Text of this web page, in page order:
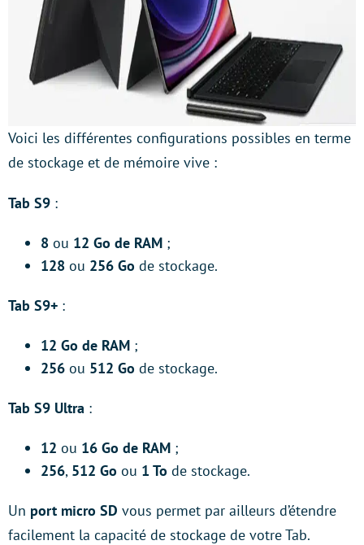
Voici les différentes configurations possibles en terme
de stockage et de mémoire vive :
Tab S9 :
8 ou 12 Go de RAM ;
128 ou 256 Go de stockage.
Tab S9+ :
12 Go de RAM ;
256 ou 512 Go de stockage.
Tab S9 Ultra :
12 ou 16 Go de RAM ;
256, 512 Go ou 1 To de stockage.
Un port micro SD vous permet par ailleurs d’étendre
facilement la capacité de stockage de votre Tab.